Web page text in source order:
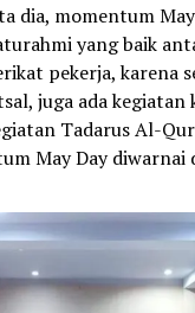
dia, momentum
yang baik
pekerja, karena
juga ada kegiatan
Tadarus Al-
May Day diwarnai